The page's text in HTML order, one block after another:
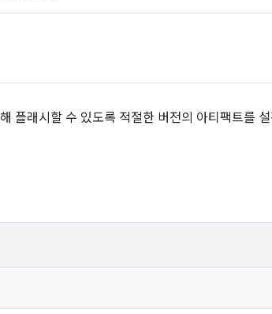
플래시할 수 있도록 적절한 버전의 아티팩트를